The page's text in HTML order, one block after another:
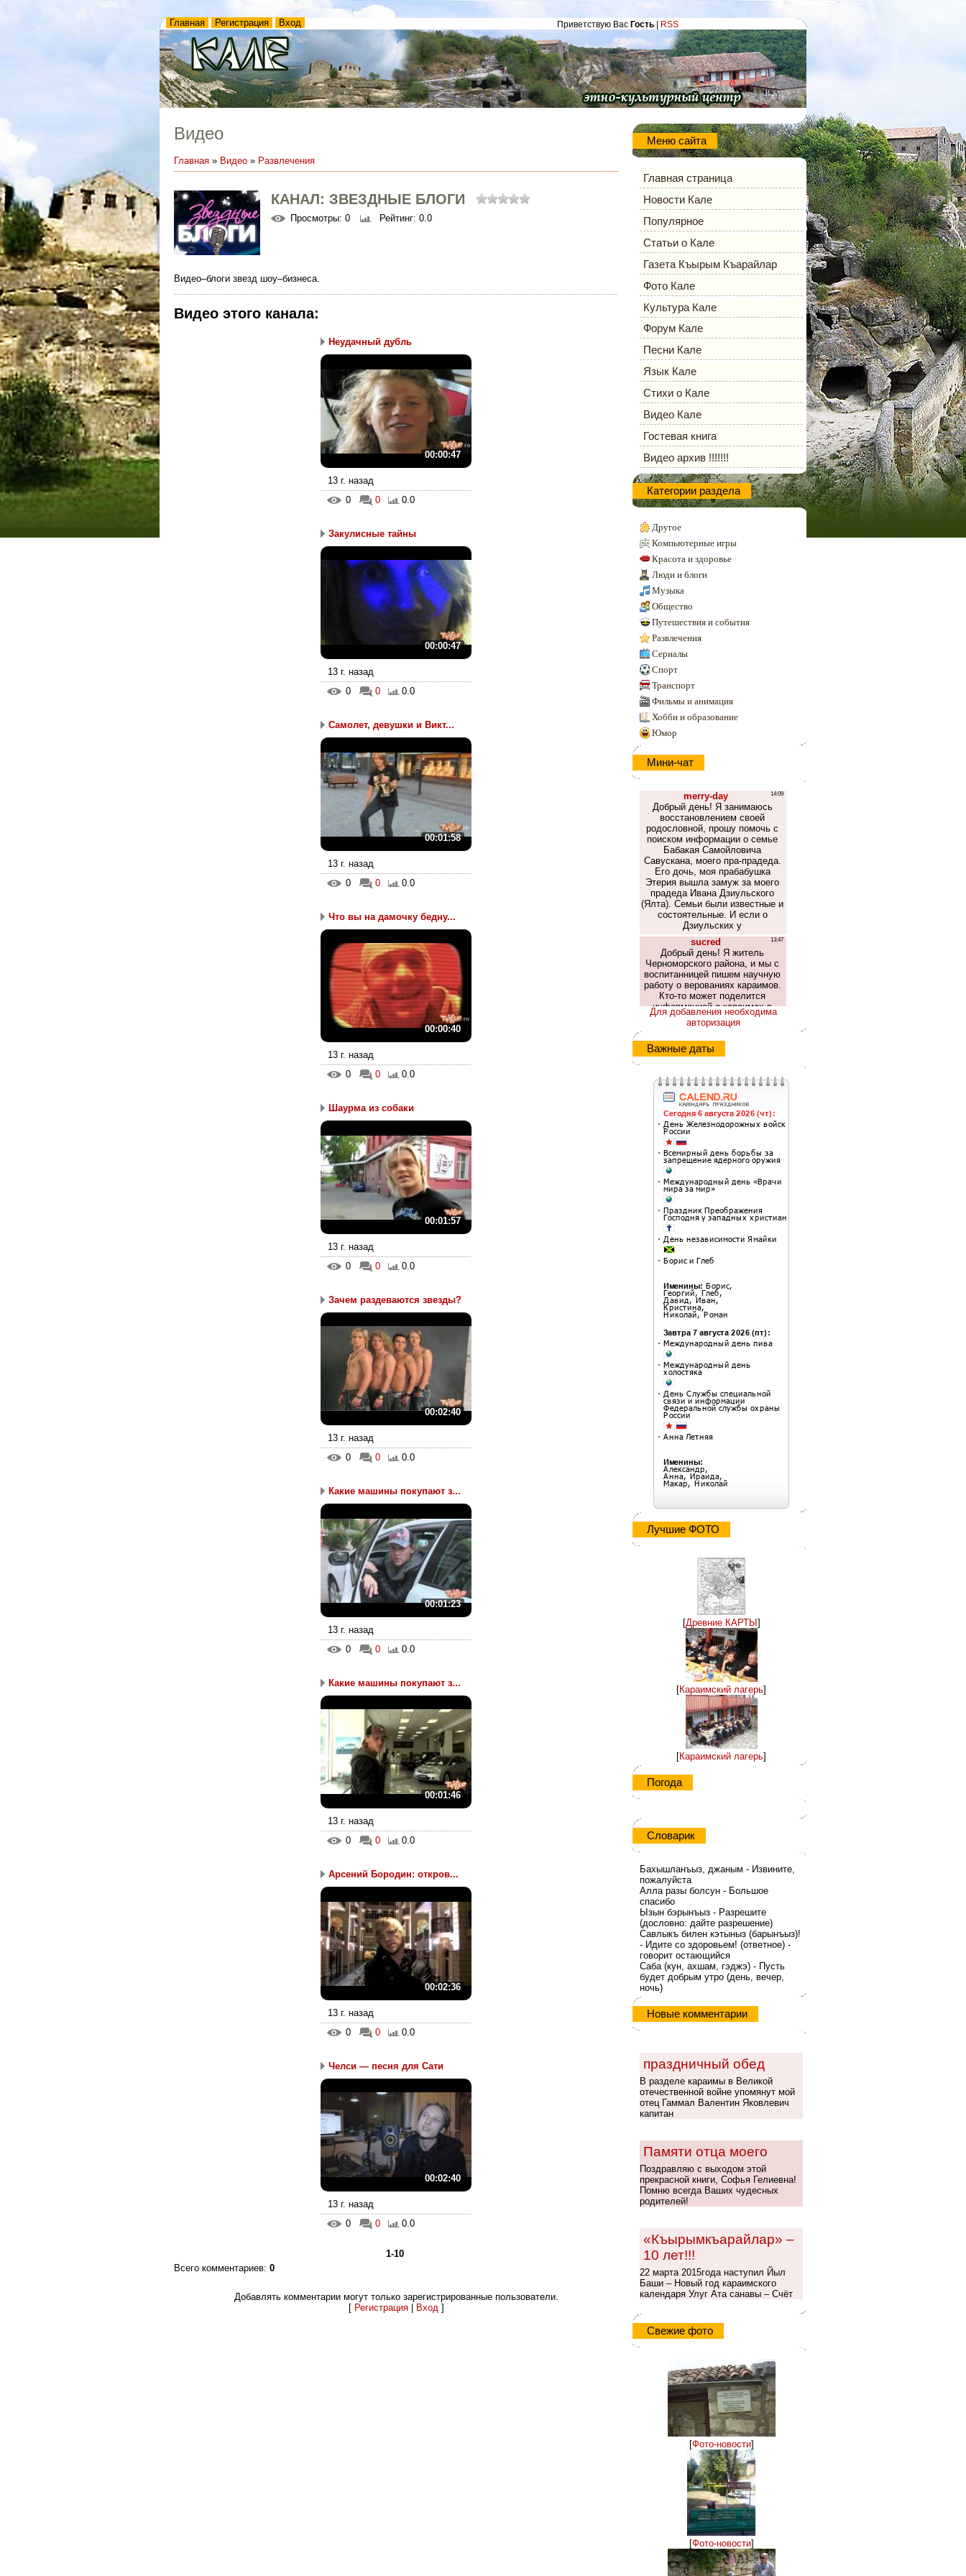
Приветствую Вас Гость RSS
Главная Регистрация Вход
Видео
Главная » Видео » Развлечения
КАНАЛ: ЗВЕЗДНЫЕ БЛОГИ
Просмотры: 0 Рейтинг: 0.0
Видео–блоги звезд шоу–бизнеса.
Видео этого канала:
Неудачный дубль
00:00:47
13 г. назад
0
0 0.0
Закулисные тайны
00:00:47
13 г. назад
0
0 0.0
Самолет, девушки и Викт...
00:01:58
13 г. назад
0
0 0.0
Что вы на дамочку бедну...
00:00:40
13 г. назад
0
0 0.0
Шаурма из собаки
00:01:57
13 г. назад
0
0 0.0
Зачем раздеваются звезды?
00:02:40
13 г. назад
0
0 0.0
Какие машины покупают з...
00:01:23
13 г. назад
0
0 0.0
Какие машины покупают з...
00:01:46
13 г. назад
0
0 0.0
Арсений Бородин: откров...
00:02:36
13 г. назад
0
0 0.0
Челси — песня для Сати
00:02:40
13 г. назад
0
0 0.0
1-10
Всего комментариев: 0
Добавлять комментарии могут только зарегистрированные пользователи.
[ Регистрация| Вход]
Меню сайта
Главная страница
Новости Кале
Популярное
Статьи о Кале
Газета Къырым Къарайлар
Фото Кале
Культура Кале
Форум Кале
Песни Кале
Язык Кале
Стихи о Кале
Видео Кале
Гостевая книга
Видео архив !!!!!!!
Категории раздела
Другое
Компьютерные игры
Красота и здоровье
Люди и блоги
Музыка
Общество
Путешествия и события
Развлечения
Сериалы
Спорт
Транспорт
Фильмы и анимация
Хобби и образование
Юмор
Мини-чат
Для добавления необходима
авторизация
Важные даты
Лучшие ФОТО
[Древние КАРТЫ ]
[Караимский лагерь]
[Караимский лагерь]
Погода
Словарик
Бахышланъыз, джаным - Извините,
пожалуйста
Алла разы болсун - Большое
спасибо
Ызын бэрынъыз - Разрешите
(дословно: дайте разрешение)
Савлыкъ билен кэтыныз (барынъыз)!
- Идите со здоровьем! (ответное) -
говорит остающийся
Саба (кyн, ахшам, гэджэ) - Пусть
будет добрым утро (день, вечер,
ночь)
Новые комментарии
праздничный обед
В разделе караимы в Великой
отечественной войне упомянут мой
отец Гаммал Валентин Яковлевич
капитан
Памяти отца моего
Поздравляю с выходом этой
прекрасной книги, Софья Гелиевна!
Помню всегда Ваших чудесных
родителей!
«Къырымкъарайлар» –
10 лет!!!
22 марта 2015года наступил Йыл
Баши – Новый год караимского
календаря Улуг Ата санавы – Счёт
Свежие фото
[Фото-новости]
[Фото-новости]